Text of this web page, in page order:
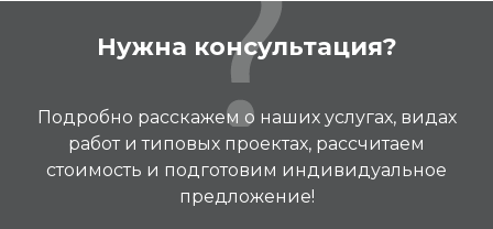
Нужна консультация?
Подробно расскажем о наших услугах, видах
работ и типовых проектах, рассчитаем
стоимость и подготовим индивидуальное
предложение!